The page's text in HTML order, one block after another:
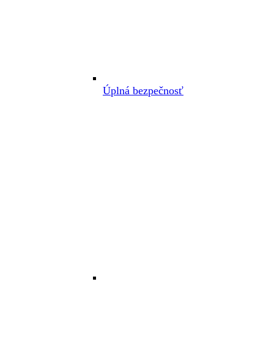
Úplná bezpečnosť